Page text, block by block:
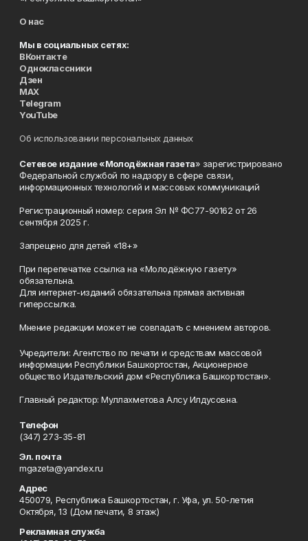
О нас
Мы в социальных сетях:
ВКонтакте
Одноклассники
Дзен
MAX
Telegram
YouTube
Об использовании персональных данных
Сетевое издание «Молодёжная газета» зарегистрировано
Федеральной службой по надзору в сфере связи,
информационных технологий и массовых коммуникаций
Регистрационный номер: серия Эл № ФС77-90162 от 26
сентября 2025 г.
Запрещено для детей «18+»
При перепечатке ссылка на «Молодёжную газету»
обязательна.
Для интернет-изданий обязательна прямая активная
гиперссылка.
Мнение редакции может не совпадать с мнением авторов.
Учредители: Агентство по печати и средствам массовой
информации Республики Башкортостан, Акционерное
общество Издательский дом «Республика Башкортостан».
Главный редактор: Муллахметова Алсу Илдусовна.
Телефон
(347) 273-35-81
Эл. почта
mgazeta@yandex.ru
Адрес
450079, Республика Башкортостан, г. Уфа, ул. 50-летия
Октября, 13 (Дом печати, 8 этаж)
Рекламная служба